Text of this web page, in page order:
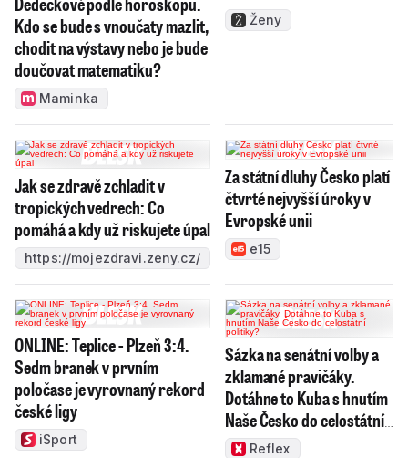
Kdo se bude s vnoučaty mazlit,
chodit na výstavy nebo je bude
doučovat matematiku?
Maminka
Ženy
Jak se zdravě zchladit v
tropických vedrech: Co
pomáhá a kdy už riskujete úpal
https://mojezdravi.zeny.cz/
Za státní dluhy Česko platí
čtvrté nejvyšší úroky v
Evropské unii
e15
ONLINE: Teplice - Plzeň 3:4.
Sedm branek v prvním
poločase je vyrovnaný rekord
české ligy
iSport
Sázka na senátní volby a
zklamané pravičáky.
Dotáhne to Kuba s hnutím
Naše Česko do celostátní
politiky?
Reflex